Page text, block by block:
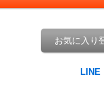
お気に入り